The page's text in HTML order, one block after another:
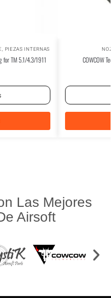
, PIEZAS INTERNAS
for TM 5.1/4.3/1911 COWCOW
Las Mejores
Airsoft